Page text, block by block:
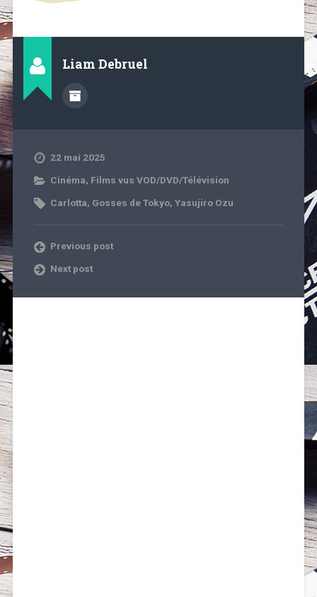
Liam Debruel
22 mai 2025
Cinéma, Films vus VOD/DVD/Télévision
Carlotta, Gosses de Tokyo, Yasujiro Ozu
Previous post
Next post